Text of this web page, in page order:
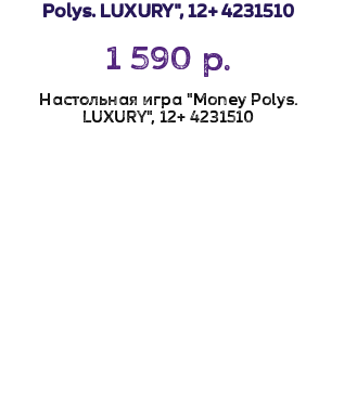
Polys. LUXURY", 12+ 4231510
1 590 р.
Настольная игра "Money Polys.
LUXURY", 12+ 4231510